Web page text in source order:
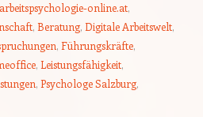
arbeitspsychologie-online.at,
, Beratung, Digitale Arbeitswelt,
, Führungskräfte,
, Leistungsfähigkeit,
, Psychologe Salzburg,